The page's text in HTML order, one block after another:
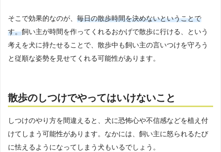
そこで効果的なのが、 毎日の散歩時間を決めないということで
す。飼い主が時間を作ってくれるおかげで散歩に行ける、という
考えを犬に持たせることで、散歩中も飼い主の言いつけを守ろう
と従順な姿勢を見せてくれる可能性があります。
散歩のしつけでやってはいけないこと
しつけのやり方を間違えると、犬に恐怖心や不信感などを植え付
けてしまう可能性があります。なかには、飼い主に怒られるたび
に怯えるようになってしまう犬もいるでしょう。